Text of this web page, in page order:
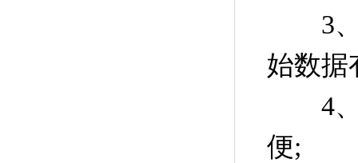
3
始数据
4、7
便;